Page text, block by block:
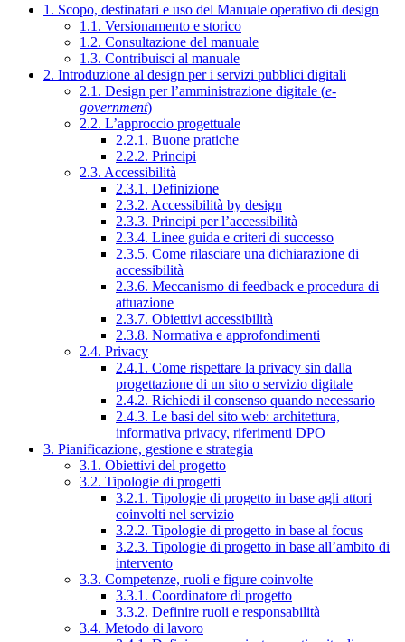
1. Scopo, destinatari e uso del Manuale operativo di design
1.1. Versionamento e storico
1.2. Consultazione del manuale
1.3. Contribuisci al manuale
2. Introduzione al design per i servizi pubblici digitali
2.1. Design per l’amministrazione digitale (e-
government)
2.2. L’approccio progettuale
2.2.1. Buone pratiche
2.2.2. Principi
2.3. Accessibilità
2.3.1. Definizione
2.3.2. Accessibilità by design
2.3.3. Principi per l’accessibilità
2.3.4. Linee guida e criteri di successo
2.3.5. Come rilasciare una dichiarazione di
accessibilità
2.3.6. Meccanismo di feedback e procedura di
attuazione
2.3.7. Obiettivi accessibilità
2.3.8. Normativa e approfondimenti
2.4. Privacy
2.4.1. Come rispettare la privacy sin dalla
progettazione di un sito o servizio digitale
2.4.2. Richiedi il consenso quando necessario
2.4.3. Le basi del sito web: architettura,
informativa privacy, riferimenti DPO
3. Pianificazione, gestione e strategia
3.1. Obiettivi del progetto
3.2. Tipologie di progetti
3.2.1. Tipologie di progetto in base agli attori
coinvolti nel servizio
3.2.2. Tipologie di progetto in base al focus
3.2.3. Tipologie di progetto in base all’ambito di
intervento
3.3. Competenze, ruoli e figure coinvolte
3.3.1. Coordinatore di progetto
3.3.2. Definire ruoli e responsabilità
3.4. Metodo di lavoro